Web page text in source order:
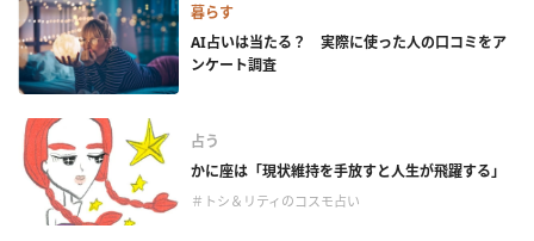
暮らす
AI占いは当たる？ 実際に使った人の口コミをア
ンケート調査
占う
かに座は「現状維持を手放すと人生が飛躍する」
＃トシ＆リティのコスモ占い